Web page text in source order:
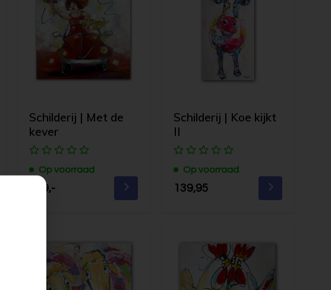
Schilderij | Met de
kever
Op voorraad
189,-
Schilderij | Koe kijkt
II
Op voorraad
139,95